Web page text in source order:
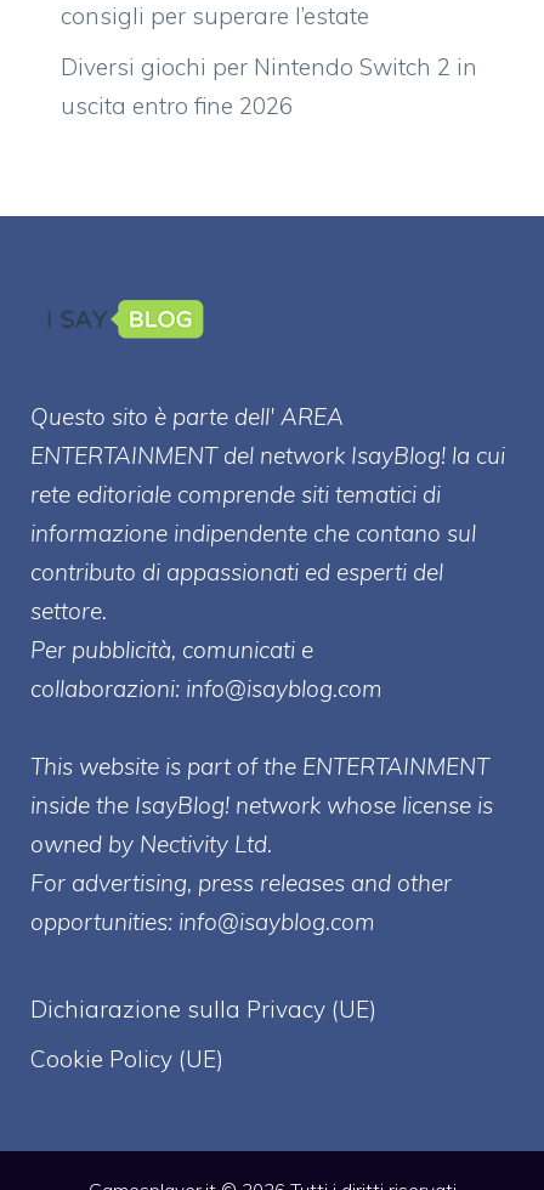
consigli per superare l’estate
Diversi giochi per Nintendo Switch 2 in
uscita entro fine 2026
Questo sito è parte dell' AREA
ENTERTAINMENT del network IsayBlog! la cui
rete editoriale comprende siti tematici di
informazione indipendente che contano sul
contributo di appassionati ed esperti del
settore.
Per pubblicità, comunicati e
collaborazioni: info@isayblog.com
This website is part of the ENTERTAINMENT
inside the IsayBlog! network whose license is
owned by Nectivity Ltd.
For advertising, press releases and other
opportunities: info@isayblog.com
Dichiarazione sulla Privacy (UE)
Cookie Policy (UE)